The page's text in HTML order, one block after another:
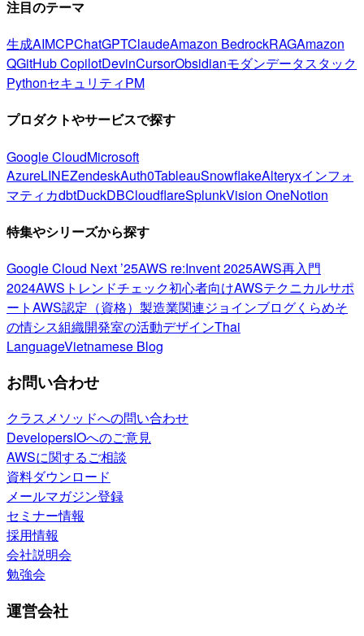
注目のテーマ
生成AIMCPChatGPTClaudeAmazon BedrockRAGAmazon
QGitHub CopilotDevinCursorObsidianモダンデータスタック
PythonセキュリティPM
プロダクトやサービスで探す
Google CloudMicrosoft
AzureLINEZendeskAuth0TableauSnowflakeAlteryxインフォ
マティカdbtDuckDBCloudflareSplunkVision OneNotion
特集やシリーズから探す
Google Cloud Next ’25AWS re:Invent 2025AWS再入門
2024AWSトレンドチェック初心者向けAWSテクニカルサポ
ートAWS認定（資格） 製造業関連ジョインブログくらめそ
の情シス組織開発室の活動デザインThai
LanguageVietnamese Blog
お問い合わせ
クラスメソッドへの問い合わせ
DevelopersIOへのご意見
AWSに関するご相談
資料ダウンロード
メールマガジン登録
セミナー情報
採用情報
会社説明会
勉強会
運営会社